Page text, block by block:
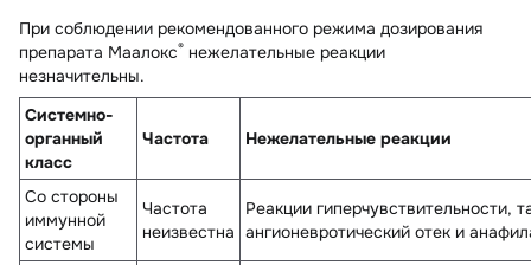
При соблюдении рекомендованного режима дозирования
препарата Маалокс® нежелательные реакции
незначительны.
Системно-
органный
класс
Частота Нежелательные реакции
Со стороны
иммунной
системы
Частота
неизвестна
Реакции гиперчувствительности,
ангионевротический отек и